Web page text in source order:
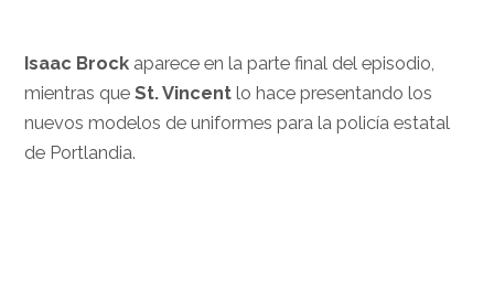
Isaac Brock aparece en la parte final del episodio,
mientras queSt. Vincentlo hace presentando los
nuevos modelos de uniformes para la policía estatal
de Portlandia.